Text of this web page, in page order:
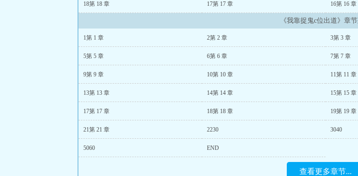
18第 18 章 17第 17 章 16第 16 章
《我靠捉鬼c位出道》章
1第 1 章 2第 2 章 3第 3 章
5第 5 章 6第 6 章 7第 7 章
9第 9 章 10第 10 章 11第 11 章
13第 13 章 14第 14 章 15第 15 章
17第 17 章 18第 18 章 19第 19 章
21第 21 章 2230 3040
5060 END
查看更多章节...